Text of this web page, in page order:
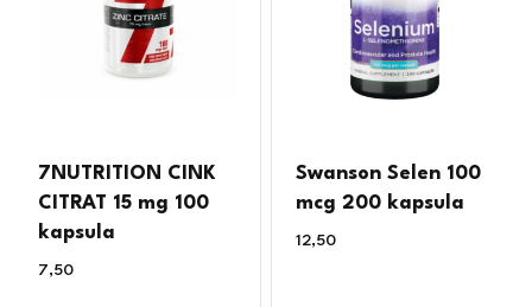
7NUTRITION CINK
CITRAT 15 mg 100
kapsula
7,50
Swanson Selen 100
mcg 200 kapsula
12,50